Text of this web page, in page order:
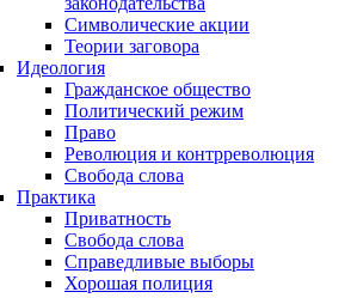
Символические акции
Теории заговора
Идеология
Гражданское общество
Политический режим
Право
Революция и контрреволюция
Свобода слова
Практика
Приватность
Свобода слова
Справедливые выборы
Хорошая полиция